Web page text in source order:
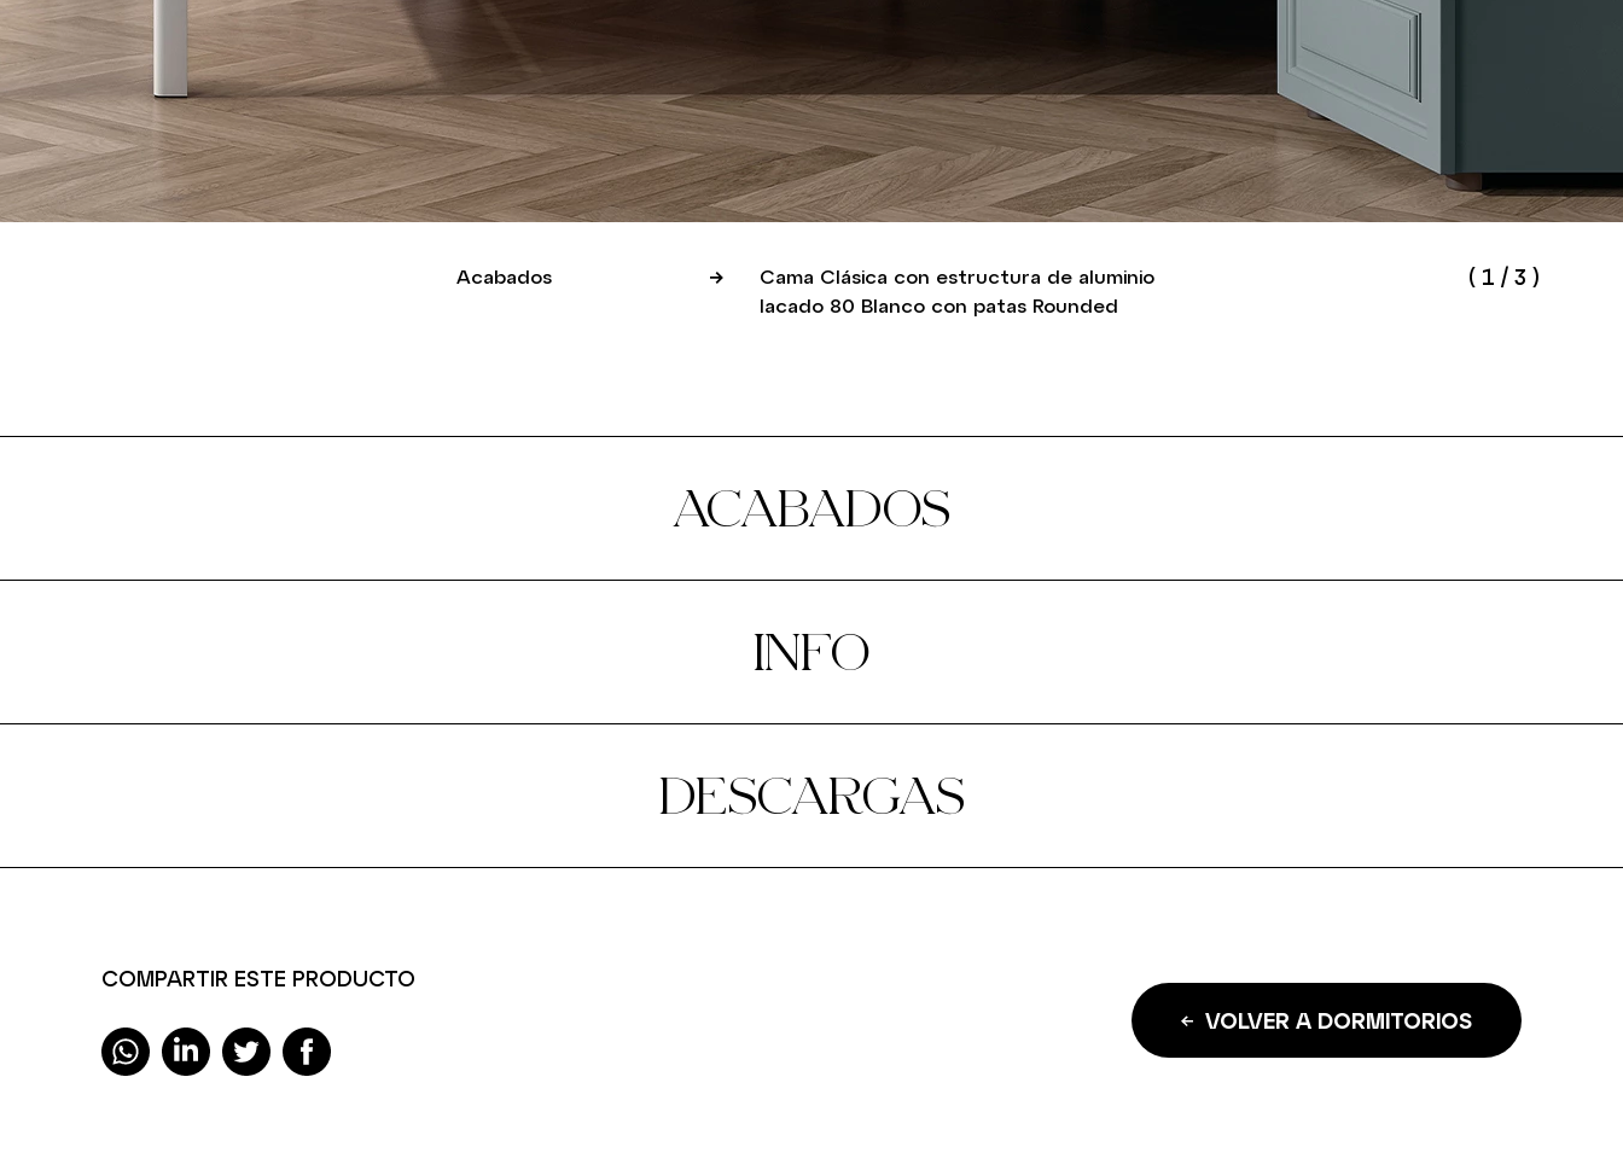
( 1 / 3 )
Acabados
Cama Clásica con estructura de aluminio
lacado 80 Blanco con patas Rounded
ACABADOS
INFO
DESCARGAS
COMPARTIR ESTE PRODUCTO
VOLVER A DORMITORIOS